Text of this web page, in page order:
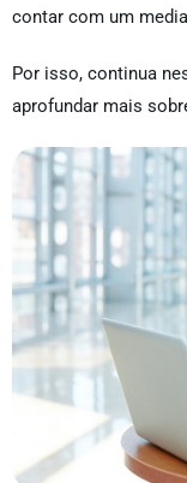
contar com um
Por isso, continua
aprofundar mais